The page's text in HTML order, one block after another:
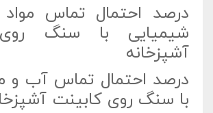
درصد احتمال تماس
شیمیایی با سنگ
آشپزخانه
درصد احتمال تماس آب و
با سنگ روی کابینت